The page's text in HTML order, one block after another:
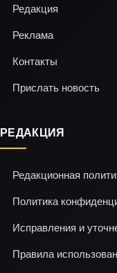
Редакция
Реклама
Контакты
Прислать новость
РЕДАКЦИЯ
Редакционная
Политика
Исправления и
Правила